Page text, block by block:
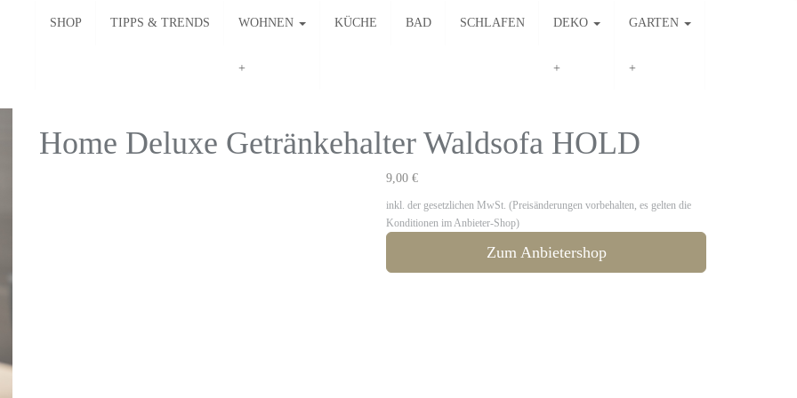
SHOP TIPPS & TRENDS WOHNEN KÜCHE BAD SCHLAFEN DEKO GARTEN
Home Deluxe Getränkehalter Waldsofa HOLD
9,00 €
inkl. der gesetzlichen MwSt. (Preisänderungen vorbehalten, es gelten die
Konditionen im Anbieter-Shop)
Zum Anbietershop